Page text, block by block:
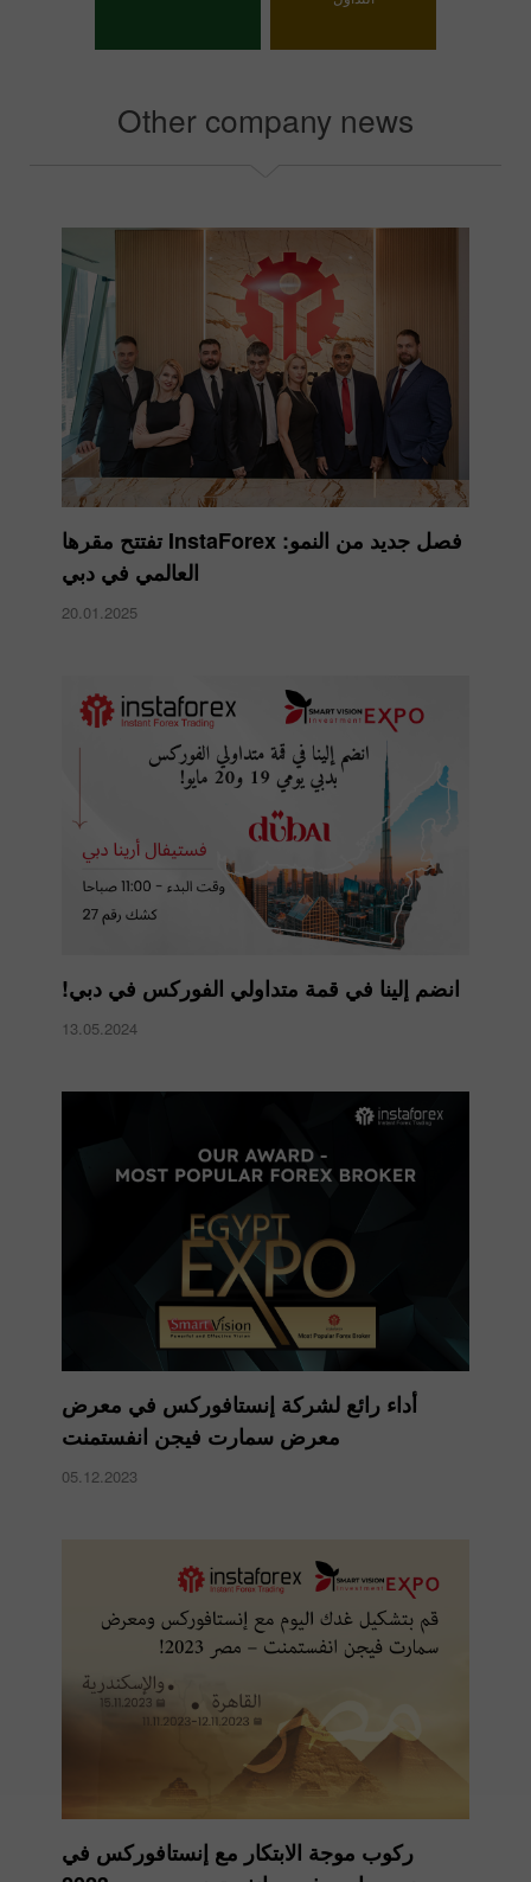
Other company news
​فصل جديد من النمو: InstaForex تفتتح مقرها
العالمي في دبي
20.01.2025
انضم إلينا في قمة متداولي الفوركس في دبي!
13.05.2024
أداء رائع لشركة إنستافوركس في معرض
معرض سمارت فيجن انفستمنت
05.12.2023
ركوب موجة الابتكار مع إنستافوركس في